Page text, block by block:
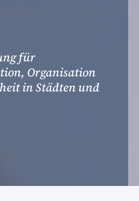
für
Organisation
in Städten und